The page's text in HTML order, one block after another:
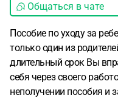
Общаться в чате
Пособие по уходу за
только один из
длительный срок Вы
себя через своего
неполучении пособия и